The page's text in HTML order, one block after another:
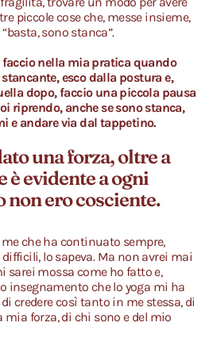
piccole cose che, messe insieme,
sono stanca”.
nella mia pratica quando
esco dalla postura e,
dopo, faccio una piccola pausa
riprendo, anche se sono stanca,
e andare via dal tappetino.
una forza, oltre a
è evidente a ogni
non ero cosciente.
che ha continuato sempre,
lo sapeva. Ma non avrei mai
sarei mossa come ho fatto e,
insegnamento che lo yoga mi ha
credere così tanto in me stessa, di
mia forza, di chi sono e del mio